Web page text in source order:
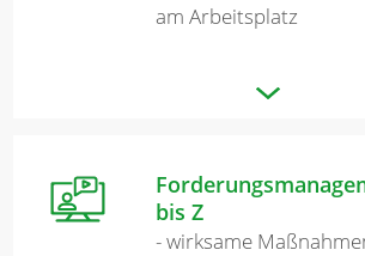
am Arbeitsplatz
bis Z
- wirksame